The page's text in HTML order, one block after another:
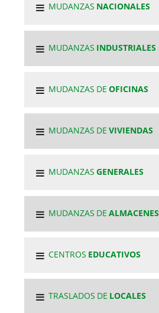
MUDANZAS NACIONALES
MUDANZAS INDUSTRIALES
MUDANZAS DEOFICINAS
MUDANZAS DEVIVIENDAS
MUDANZASGENERALES
MUDANZAS DEALMACENES
CENTROS EDUCATIVOS
TRASLADOS DE LOCALES